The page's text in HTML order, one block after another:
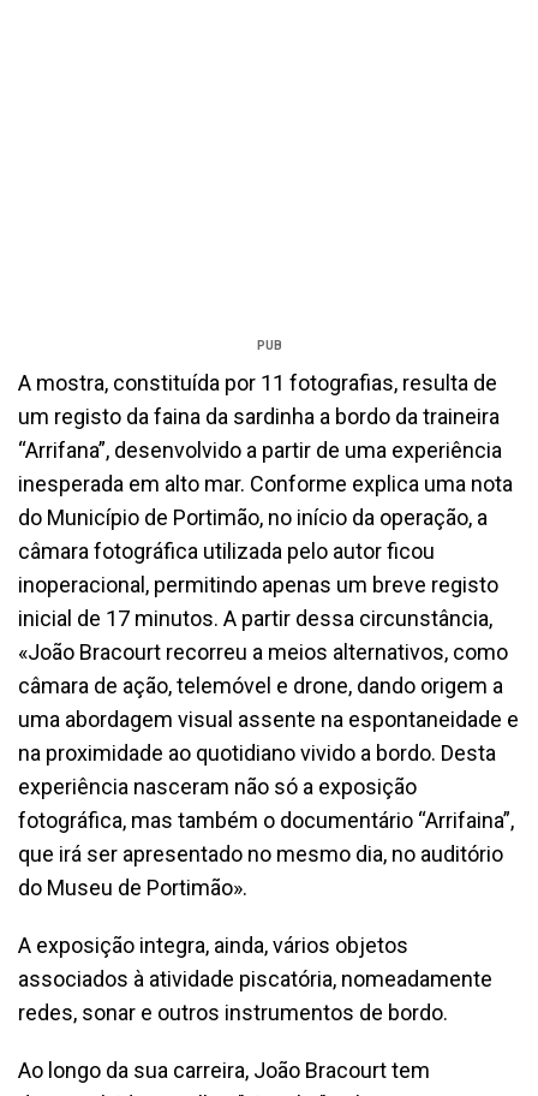
PUB
A mostra, constituída por 11 fotografias, resulta de
um registo da faina da sardinha a bordo da traineira
“Arrifana”, desenvolvido a partir de uma experiência
inesperada em alto mar. Conforme explica uma nota
do Município de Portimão, no início da operação, a
câmara fotográfica utilizada pelo autor ficou
inoperacional, permitindo apenas um breve registo
inicial de 17 minutos. A partir dessa circunstância,
«João Bracourt recorreu a meios alternativos, como
câmara de ação, telemóvel e drone, dando origem a
uma abordagem visual assente na espontaneidade e
na proximidade ao quotidiano vivido a bordo. Desta
experiência nasceram não só a exposição
fotográfica, mas também o documentário “Arrifaina”,
que irá ser apresentado no mesmo dia, no auditório
do Museu de Portimão».
A exposição integra, ainda, vários objetos
associados à atividade piscatória, nomeadamente
redes, sonar e outros instrumentos de bordo.
Ao longo da sua carreira, João Bracourt tem